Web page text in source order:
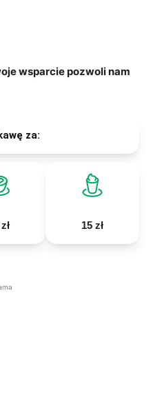
wsparcie pozwoli nam
za:
15 zł